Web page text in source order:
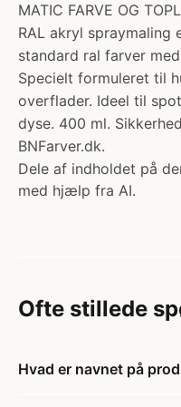
MATIC FARVE OG
RAL akryl spraymaling
standard ral farver
Specielt formuleret til
overflader. Ideel til
dyse. 400 ml.
BNFarver.dk.
Dele af indholdet på
med hjælp fra AI.
Ofte stillede
Hvad er navnet på